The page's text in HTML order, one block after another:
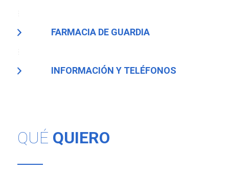
FARMACIA DE GUARDIA
INFORMACIÓN Y TELÉFONOS
QUÉ QUIERO